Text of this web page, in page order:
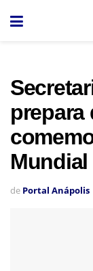
prepara
Mundial
de Portal Anápolis